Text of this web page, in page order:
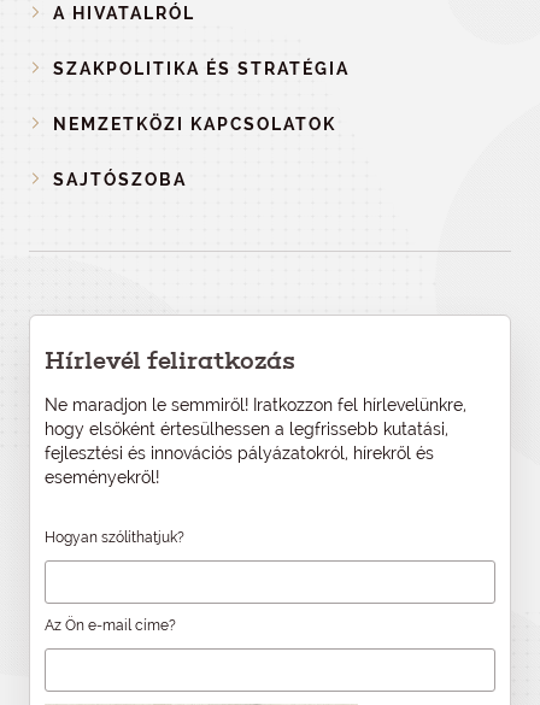
A HIVATALRÓL
SZAKPOLITIKA ÉS STRATÉGIA
NEMZETKÖZI KAPCSOLATOK
SAJTÓSZOBA
Hírlevél feliratkozás
Ne maradjon le semmiről! Iratkozzon fel hírlevelünkre,
hogy elsőként értesülhessen a legfrissebb kutatási,
fejlesztési és innovációs pályázatokról, hírekről és
eseményekről!
Hogyan szólíthatjuk?
Az Ön e-mail címe?